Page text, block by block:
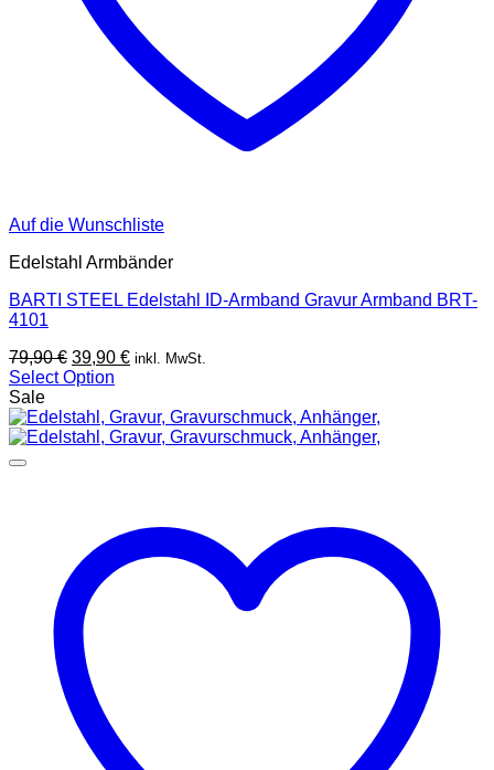
Auf die Wunschliste
Edelstahl Armbänder
BARTI STEEL Edelstahl ID-Armband Gravur Armband BRT-
4101
79,90€ Ursprünglicher
Preis
79,90 €
39,90 €Aktueller
39,90 €.
inkl. MwSt.
Select Option
Sale